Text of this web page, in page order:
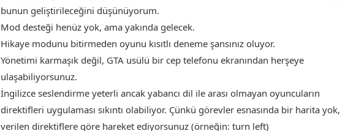
bunun geliştirileceğini düşünüyorum.
Mod desteği henüz yok, ama yakında gelecek.
Hikaye modunu bitirmeden oyunu kısıtlı deneme şansınız oluyor.
Yönetimi karmaşık değil, GTA usülü bir cep telefonu ekranından herşeye
ulaşabiliyorsunuz.
İngilizce seslendirme yeterli ancak yabancı dil ile arası olmayan oyuncuların
direktifleri uygulaması sıkıntı olabiliyor. Çünkü görevler esnasında bir harita yok,
verilen direktiflere göre hareket ediyorsunuz (örneğin: turn left)